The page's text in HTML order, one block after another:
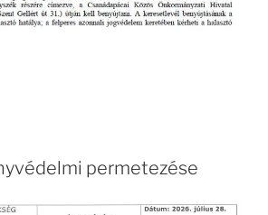
permetezése